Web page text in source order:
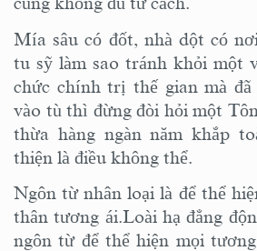
Mía sâu có đốt, nhà dột có
tu sỹ làm sao tránh khỏi một
chức chính trị thế gian mà đã
vào tù thì đừng đòi hỏi một
thừa hàng ngàn năm khắp
thiện là điều không thể.
Ngôn từ nhân loại là để thể
thân tương ái.Loài hạ đẳng
ngôn từ để thể hiện mọi